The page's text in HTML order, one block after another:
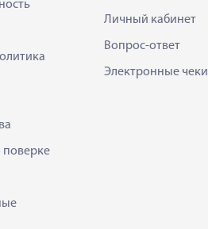
поверке
Личный кабинет
Вопрос-ответ
Электронные чеки